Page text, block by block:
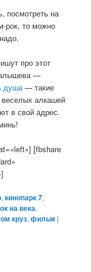
посмотреть на
рок, то можно
про этот
—
душа— такие
алкашей
в свой адрес.
[fbshare
,кинопарк 7,
на века,
круз,фильм |